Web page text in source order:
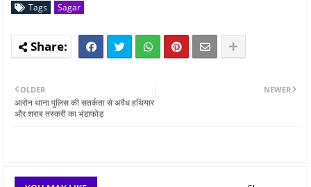
Tags Sagar
NEWER
OLDER
आरोन थाना पुलिस की सतर्कता से अवैध हथियार
और शराब तस्करी का भंडाफोड़